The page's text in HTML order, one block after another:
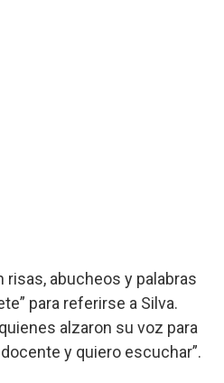
risas, abucheos y palabras
para referirse a Silva.
alzaron su voz para
y quiero escuchar”.